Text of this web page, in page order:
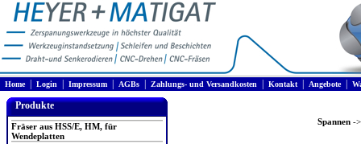
Home| Login Impressum AGBs Zahlungs- und Versandkosten Kontakt| Angebote|
Produkte
Fräser aus HSS/E, HM, für
Wendeplatten
Spannen-